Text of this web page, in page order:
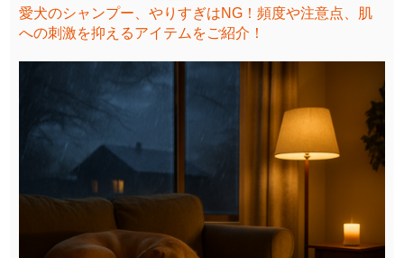
愛犬のシャンプー、やりすぎはNG！頻度や注意点、肌
への刺激を抑えるアイテムをご紹介！